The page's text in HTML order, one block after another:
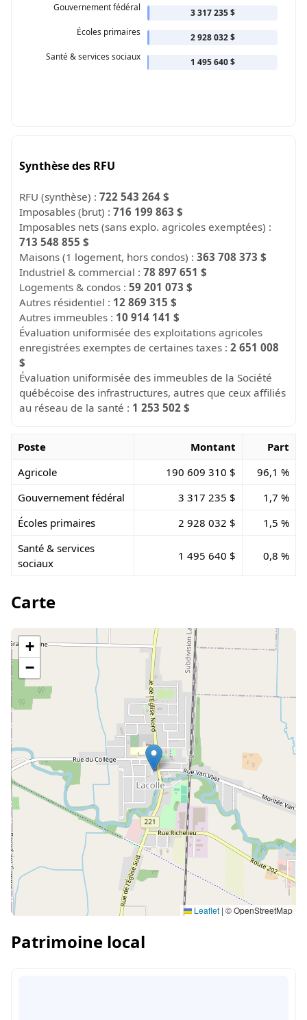
Gouvernement fédéral
3 317 235 $
Écoles primaires
2 928 032 $
Santé & services sociaux
1 495 640 $
Synthèse des RFU
RFU (synthèse) :722 543 264 $
Imposables (brut) :716 199 863 $
Imposables nets (sans explo. agricoles exemptées) :
713 548 855 $
Maisons (1 logement, hors condos) :363 708 373 $
Industriel & commercial :78 897 651 $
Logements & condos :59 201 073 $
Autres résidentiel : 12 869 315 $
Autres immeubles : 10 914 141 $
Évaluation uniformisée des exploitations agricoles
enregistrées exemptes de certaines taxes :2 651 008
$
Évaluation uniformisée des immeubles de la Société
québécoise des infrastructures, autres que ceux affiliés
au réseau de la santé : 1 253 502 $
Poste Montant
Part
Agricole
190 609 310 $
96,1 %
Gouvernement fédéral
3 317 235 $
1,7 %
Écoles primaires
2 928 032 $
1,5 %
Santé & services
sociaux
1 495 640 $ 0,8 %
Carte
+
−
Leaflet | © OpenStreetMap
Patrimoine local